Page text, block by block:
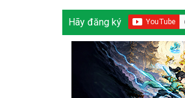
Hãy đăng ký